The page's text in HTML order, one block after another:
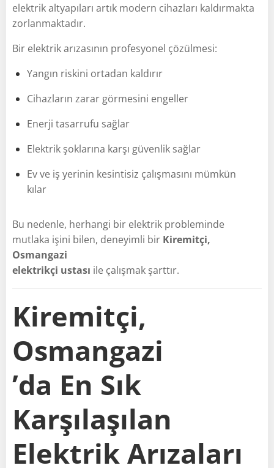
elektrik altyapıları artık modern cihazları kaldırmakta
zorlanmaktadır.
Bir elektrik arızasının profesyonel çözülmesi:
Yangın riskini ortadan kaldırır
Cihazların zarar görmesini engeller
Enerji tasarrufu sağlar
Elektrik şoklarına karşı güvenlik sağlar
Ev ve iş yerinin kesintisiz çalışmasını mümkün
kılar
Bu nedenle, herhangi bir elektrik probleminde
mutlaka işini bilen, deneyimli bir Kiremitçi,
Osmangazi
elektrikçi ustası ile çalışmak şarttır.
Kiremitçi,
Osmangazi
’da En Sık
Karşılaşılan
Elektrik Arızaları